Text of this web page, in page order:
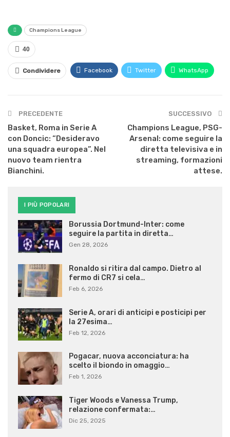
Champions League
40
Condividere Facebook Twitter WhatsApp
PRECEDENTE
Basket, Roma in Serie A
con Doncic: “Desideravo
una squadra europea”. Nel
nuovo team rientra
Bianchini.
SUCCESSIVO
Champions League, PSG-
Arsenal: come seguire la
diretta televisiva e in
streaming, formazioni
attese.
I PIÙ POPOLARI
Borussia Dortmund-Inter: come
seguire la partita in diretta…
Gen 28, 2026
Ronaldo si ritira dal campo. Dietro al
fermo di CR7 si cela…
Feb 6, 2026
Serie A, orari di anticipi e posticipi per
la 27esima…
Feb 12, 2026
Pogacar, nuova acconciatura: ha
scelto il biondo in omaggio…
Feb 1, 2026
Tiger Woods e Vanessa Trump,
relazione confermata:…
Dic 25, 2025